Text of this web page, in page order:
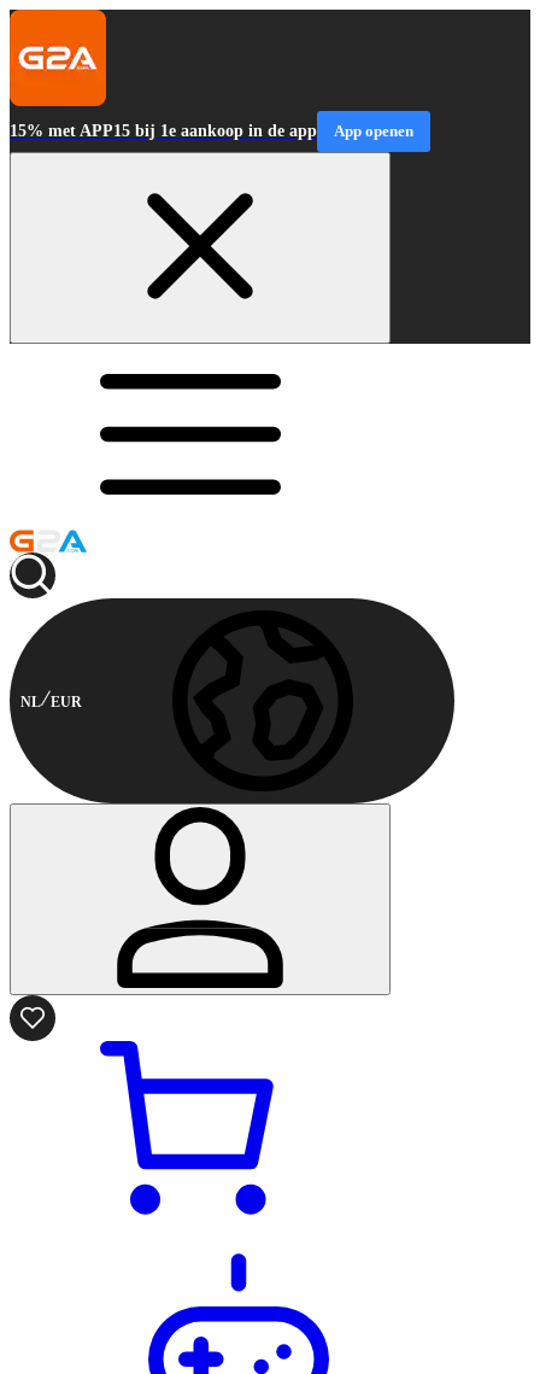
15% met APP15 bij 1e aankoop in de app App openen
NL EUR